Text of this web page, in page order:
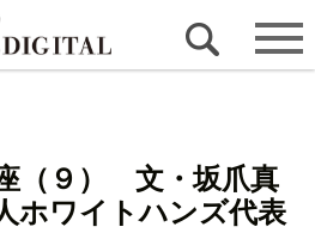
（９） 文・坂爪真
ホワイトハンズ代表